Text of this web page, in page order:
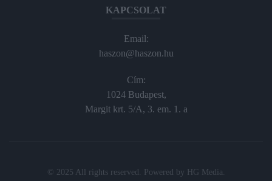
KAPCSOLAT
Email:
haszon@haszon.hu
Cím:
1024 Budapest,
Margit krt. 5/A, 3. em. 1. a
© 2025 All rights reserved. Powered by HG Media.